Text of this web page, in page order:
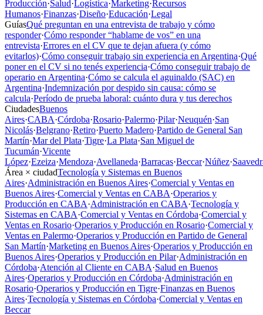
Producción·Salud·Logística·Marketing·Recursos
Humanos·Finanzas·Diseño·Educación·Legal
GuíasQué preguntan en una entrevista de trabajo y cómo
responder·Cómo responder “hablame de vos” en una
entrevista·Errores en el CV que te dejan afuera (y cómo
evitarlos)·Cómo conseguir trabajo sin experiencia en Argentina·Qué
poner en el CV si no tenés experiencia·Cómo conseguir trabajo de
operario en Argentina·Cómo se calcula el aguinaldo (SAC) en
Argentina·Indemnización por despido sin causa: cómo se
calcula·Período de prueba laboral: cuánto dura y tus derechos
CiudadesBuenos
Aires·CABA·Córdoba·Rosario·Palermo·Pilar·Neuquén·San
Nicolás·Belgrano·Retiro·Puerto Madero·Partido de General San
Martín·Mar del Plata·Tigre·La Plata·San Miguel de
Tucumán·Vicente
López·Ezeiza·Mendoza·Avellaneda·Barracas·Beccar·Núñez·
Área × ciudadTecnología y Sistemas en Buenos
Aires·Administración en Buenos Aires·Comercial y Ventas en
Buenos Aires·Comercial y Ventas en CABA·Operarios y
Producción en CABA·Administración en CABA·Tecnología y
Sistemas en CABA·Comercial y Ventas en Córdoba·Comercial y
Ventas en Rosario·Operarios y Producción en Rosario·Comercial y
Ventas en Palermo·Operarios y Producción en Partido de General
San Martín·Marketing en Buenos Aires·Operarios y Producción en
Buenos Aires·Operarios y Producción en Pilar·Administración en
Córdoba·Atención al Cliente en CABA·Salud en Buenos
Aires·Operarios y Producción en Córdoba·Administración en
Rosario·Operarios y Producción en Tigre·Finanzas en Buenos
Aires·Tecnología y Sistemas en Córdoba·Comercial y Ventas en
Beccar